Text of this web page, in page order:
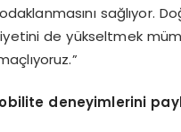
sağlıyor.
de yükseltmek
obilite deneyimlerini